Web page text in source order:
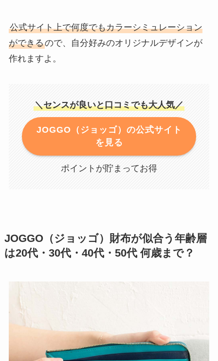
公式サイト上で何度でもカラーシミュレーション
ができるので、自分好みのオリジナルデザインが
作れますよ。
＼センスが良いと口コミでも大人気／
JOGGO（ジョッゴ）の公式サイト
を見る
ポイントが貯まってお得
JOGGO（ジョッゴ）財布が似合う年齢層
は20代・30代・40代・50代 何歳まで？